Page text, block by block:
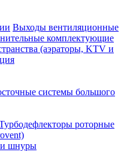
Выходы вентиляционные
комплектующие
(аэраторы, KTV и
системы большого
роторные
и шнуры